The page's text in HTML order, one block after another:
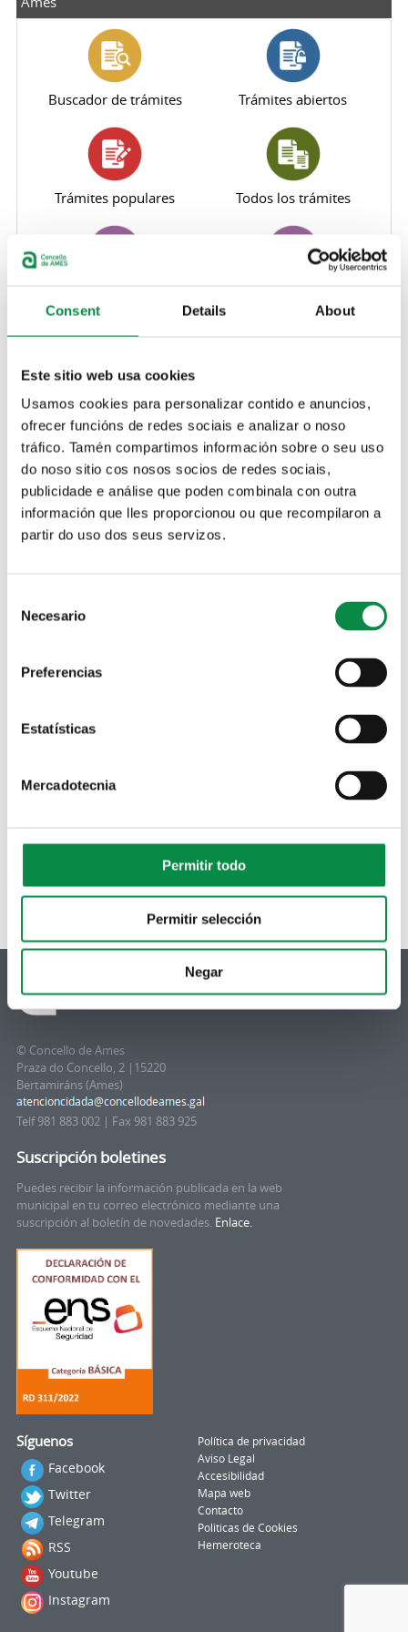
Consent Details About
Este sitio web usa cookies
Usamos cookies para personalizar contido e anuncios,
ofrecer funcións de redes sociais e analizar o noso
tráfico. Tamén compartimos información sobre o seu uso
do noso sitio cos nosos socios de redes sociais,
publicidade e análise que poden combinala con outra
información que lles proporcionou ou que recompilaron a
partir do uso dos seus servizos.
Selection
Necesario
Preferencias
Estatísticas
Mercadotecnia
Permitir todo
Permitir selección
Negar
Buscador de trámites Trámites abiertos
Trámites populares Todos los trámites
Oficina Virtual Tributaria Canal de denuncias
Solicitud de plaza en las Escuelas infantiles municipales
Solapas principales
© Concello de Ames
Praza do Concello, 2 |15220
Bertamiráns (Ames)
Telf 981 883 002 | Fax 981 883 925
Suscripción boletines
Puedes recibir la información publicada en la web
municipal en tu correo electrónico mediante una
suscripción al boletín de novedades. Enlace.
Síguenos
Facebook
Twitter
Telegram
RSS
Youtube
Instagram
Política de privacidad
Aviso Legal
Accesibilidad
Mapa web
Contacto
Politicas de Cookies
Hemeroteca